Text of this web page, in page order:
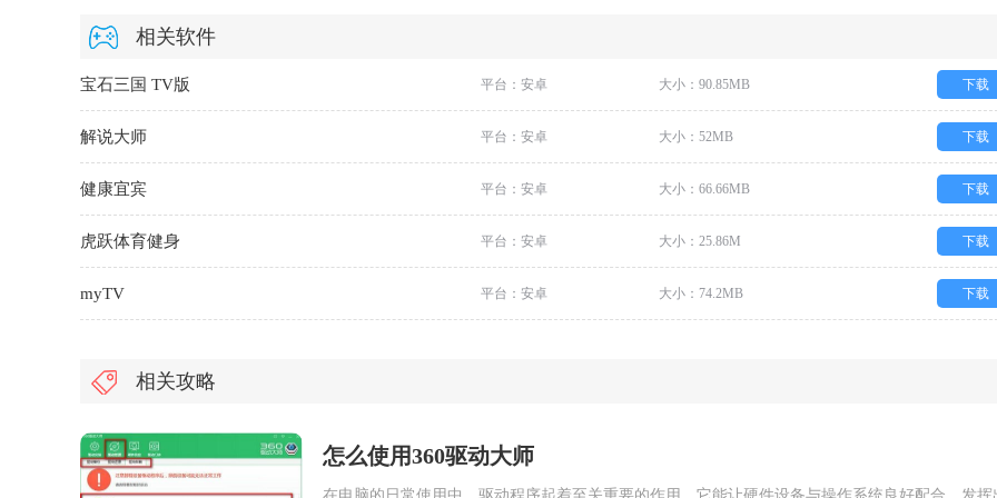
相关软件
宝石三国 TV版 平台：安卓 大小：90.85MB 下载
解说大师 平台：安卓 大小：52MB 下载
健康宜宾 平台：安卓 大小：66.66MB 下载
虎跃体育健身 平台：安卓 大小：25.86M 下载
myTV 平台：安卓 大小：74.2MB 下载
相关攻略
怎么使用360驱动大师